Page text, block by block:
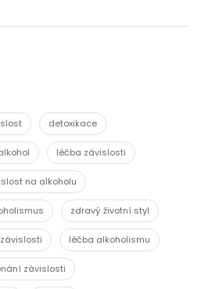
detoxikace
léčba závislosti
na alkoholu
zdravý životní styl
léčba alkoholismu
závislosti